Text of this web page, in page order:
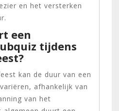
en het versterken
een
tijdens
kan de duur van een
afhankelijk van
van het